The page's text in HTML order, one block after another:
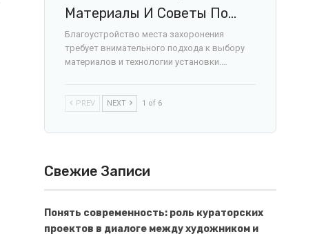
Материалы И Советы По…
Благоустройство места захоронения
требует внимательного подхода к выбору
материалов и технологии установки.…
PREV NEXT 1 of 6
Свежие Записи
Понять современность: роль кураторских
проектов в диалоге между художником и